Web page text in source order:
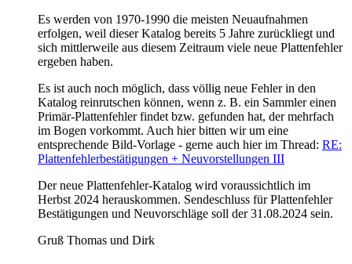
Es werden von 1970-1990 die meisten Neuaufnahmen
erfolgen, weil dieser Katalog bereits 5 Jahre zurückliegt und
sich mittlerweile aus diesem Zeitraum viele neue Plattenfehler
ergeben haben.
Es ist auch noch möglich, dass völlig neue Fehler in den
Katalog reinrutschen können, wenn z. B. ein Sammler einen
Primär-Plattenfehler findet bzw. gefunden hat, der mehrfach
im Bogen vorkommt. Auch hier bitten wir um eine
entsprechende Bild-Vorlage - gerne auch hier im Thread: RE:
Plattenfehlerbestätigungen + Neuvorstellungen III
Der neue Plattenfehler-Katalog wird voraussichtlich im
Herbst 2024 herauskommen. Sendeschluss für Plattenfehler
Bestätigungen und Neuvorschläge soll der 31.08.2024 sein.
Gruß Thomas und Dirk